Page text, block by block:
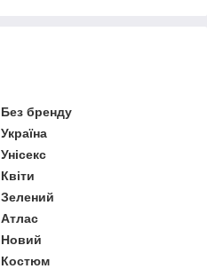
Без бренду
Україна
Унісекс
Квіти
Зелений
Атлас
Новий
Костюм